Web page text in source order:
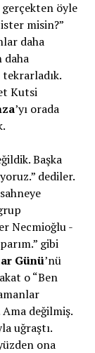
gerçekten öyle
misin?”
daha
daha
tekrarladık.
Kutsi
’yı orada
Başka
dediler.
Necmioğlu -
gibi
Günü’nü
o “Ben
değilmiş.
uğraştı.
ona